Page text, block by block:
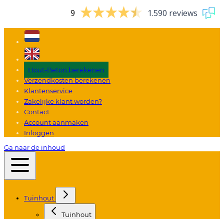
9 1.590 reviews
Hout-Beton berekenen
Verzendkosten berekenen
Klantenservice
Zakelijke klant worden?
Contact
Account aanmaken
Inloggen
Ga naar de inhoud
Tuinhout
Tuinhout